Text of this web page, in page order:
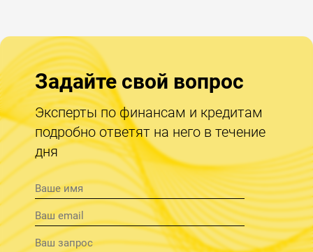
Задайте свой вопрос
Эксперты по финансам и кредитам
подробно ответят на него в течение
дня